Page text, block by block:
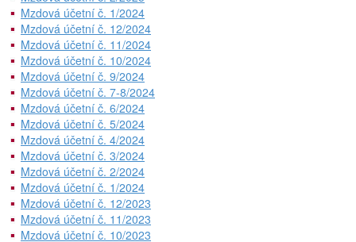
Mzdová účetní č. 1/2024
Mzdová účetní č. 12/2024
Mzdová účetní č. 11/2024
Mzdová účetní č. 10/2024
Mzdová účetní č. 9/2024
Mzdová účetní č. 7-8/2024
Mzdová účetní č. 6/2024
Mzdová účetní č. 5/2024
Mzdová účetní č. 4/2024
Mzdová účetní č. 3/2024
Mzdová účetní č. 2/2024
Mzdová účetní č. 1/2024
Mzdová účetní č. 12/2023
Mzdová účetní č. 11/2023
Mzdová účetní č. 10/2023